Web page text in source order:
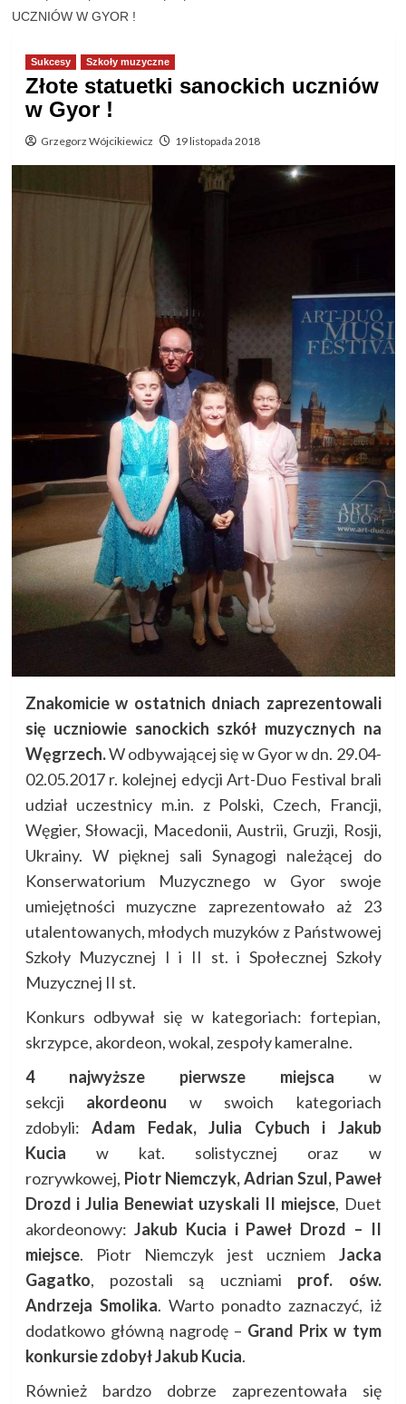
UCZNIÓW W GYOR !
Sukcesy Szkoły muzyczne
Złote statuetki sanockich uczniów
w Gyor !
Grzegorz Wójcikiewicz 19 listopada 2018
Znakomicie w ostatnich dniach zaprezentowali
się uczniowie sanockich szkół muzycznych na
Węgrzech.W odbywającej się w Gyor w dn. 29.04-
02.05.2017 r. kolejnej edycji Art-Duo Festival brali
udział uczestnicy m.in. z Polski, Czech, Francji,
Węgier, Słowacji, Macedonii, Austrii, Gruzji, Rosji,
Ukrainy. W pięknej sali Synagogi należącej do
Konserwatorium Muzycznego w Gyor swoje
umiejętności muzyczne zaprezentowało aż 23
utalentowanych, młodych muzyków z Państwowej
Szkoły Muzycznej I i II st. i Społecznej Szkoły
Muzycznej II st.
Konkurs odbywał się w kategoriach: fortepian,
skrzypce, akordeon, wokal, zespoły kameralne.
4 najwyższe pierwsze miejsca w
sekcji akordeonu w swoich kategoriach
zdobyli: Adam Fedak, Julia Cybuch i Jakub
Kucia w kat. solistycznej oraz w
rozrywkowej, Piotr Niemczyk, Adrian Szul, Paweł
Drozd i Julia Benewiat uzyskali II miejsce, Duet
akordeonowy:Jakub Kucia i Paweł Drozd – II
miejsce. Piotr Niemczyk jest uczniem Jacka
Gagatko, pozostali są uczniami prof. ośw.
Andrzeja Smolika. Warto ponadto zaznaczyć, iż
dodatkowo główną nagrodę – Grand Prix w tym
konkursie zdobył Jakub Kucia.
Również bardzo dobrze zaprezentowała się